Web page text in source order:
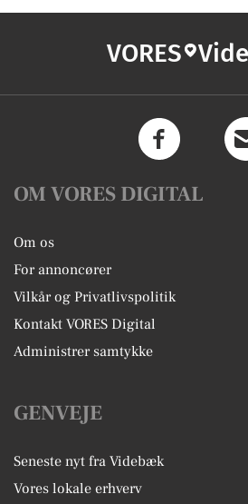
VORES
OM VORES DIGITAL
Om os
For annoncører
Vilkår og Privatlivspolitik
Kontakt VORES Digital
Administrer samtykke
GENVEJE
Seneste nyt fra Videbæk
Vores lokale erhverv